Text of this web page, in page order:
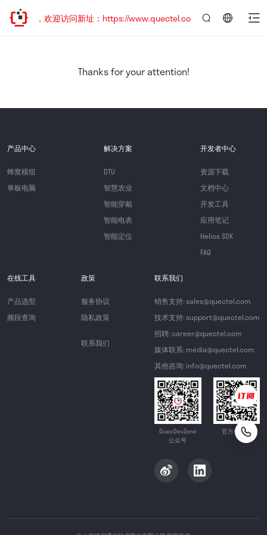
已迁移，欢迎访问新址：https://www.quectel.com.cn
Thanks for your attention!
产品中心
蜂窝模组
单板电脑
解决方案
DTU
智慧农业
智能穿戴
智能电表
智能定位
开发者中心
资源下载
文档中心
开发工具
应用笔记
Helios SDK
FAQ
在线工具
产品选型
频段查询
政策
服务协议
隐私政策
联系我们
联系我们
销售支持: sales@quectel.com
技术支持: support@quectel.com
招聘: career@quectel.com
媒体联系: media@quectel.com
其他咨询: info@quectel.com
QuecDevZone
公众号
官方公众号